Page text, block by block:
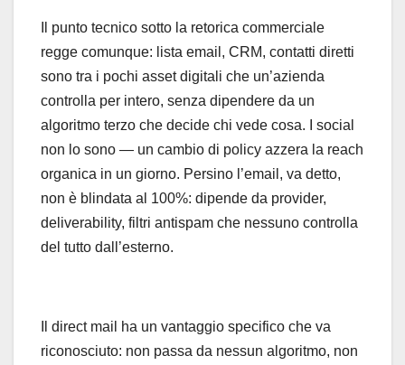
Il punto tecnico sotto la retorica commerciale
regge comunque: lista email, CRM, contatti diretti
sono tra i pochi asset digitali che un’azienda
controlla per intero, senza dipendere da un
algoritmo terzo che decide chi vede cosa. I social
non lo sono — un cambio di policy azzera la reach
organica in un giorno. Persino l’email, va detto,
non è blindata al 100%: dipende da provider,
deliverability, filtri antispam che nessuno controlla
del tutto dall’esterno.
Il direct mail ha un vantaggio specifico che va
riconosciuto: non passa da nessun algoritmo, non